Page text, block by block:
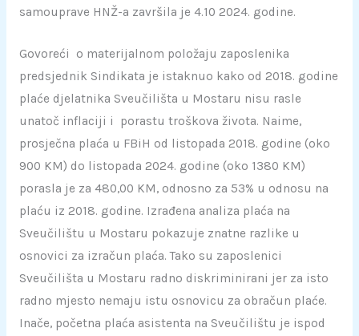
samouprave HNŽ-a završila je 4.10 2024. godine.
Govoreći o materijalnom položaju zaposlenika
predsjednik Sindikata je istaknuo kako od 2018. godine
plaće djelatnika Sveučilišta u Mostaru nisu rasle
unatoč inflaciji i porastu troškova života. Naime,
prosječna plaća u FBiH od listopada 2018. godine (oko
900 KM) do listopada 2024. godine (oko 1380 KM)
porasla je za 480,00 KM, odnosno za 53% u odnosu na
plaću iz 2018. godine. Izrađena analiza plaća na
Sveučilištu u Mostaru pokazuje znatne razlike u
osnovici za izračun plaća. Tako su zaposlenici
Sveučilišta u Mostaru radno diskriminirani jer za isto
radno mjesto nemaju istu osnovicu za obračun plaće.
Inače, početna plaća asistenta na Sveučilištu je ispod